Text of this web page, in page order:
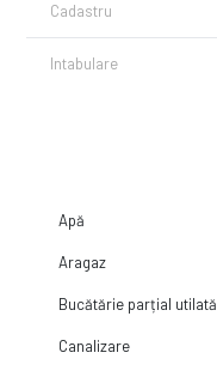
Cadastru
Intabulare
Apă
Aragaz
Bucătărie parțial utilată
Canalizare